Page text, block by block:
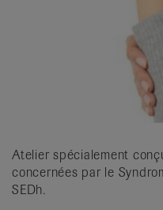
Atelier spécialement
concernées par le
SEDh.